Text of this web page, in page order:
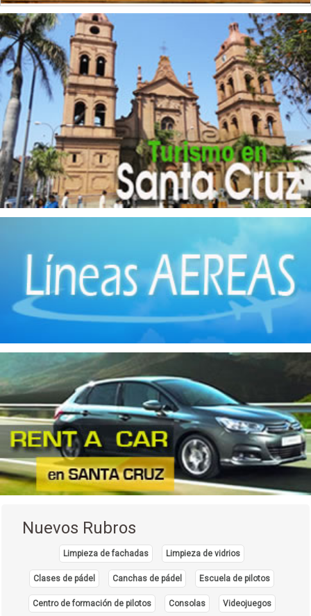
Elaboración de alimentos para animales
Electricidad
Envasado y conservación de frutas(1)
Envasado y conservación de legumbres(8)
Envases
Extracción de Minerales(4)
Fábrica de Ladrillos (1)
Hierro(8)
Implementos Metálicos(14)
Industrias Manufactureras
Instrumentos de Óptica(1)
Jabones
Maquinaria
Matanza de Ganado
Molinos (5)
Muebles de madera
Muebles metálicos(2)
Obras Hidráulicas(2)
Panaderías(9)
Productos Alimenticios(7)
Productos de Loza
Productos de Madera(3)
Productos de Plástico (19)
Productos de Vidrio (3)
Nuevos Rubros
Limpieza de fachadas Limpieza de vidrios
Clases de pádel Canchas de pádel Escuela de pilotos
Centro de formación de pilotos Consolas Videojuegos